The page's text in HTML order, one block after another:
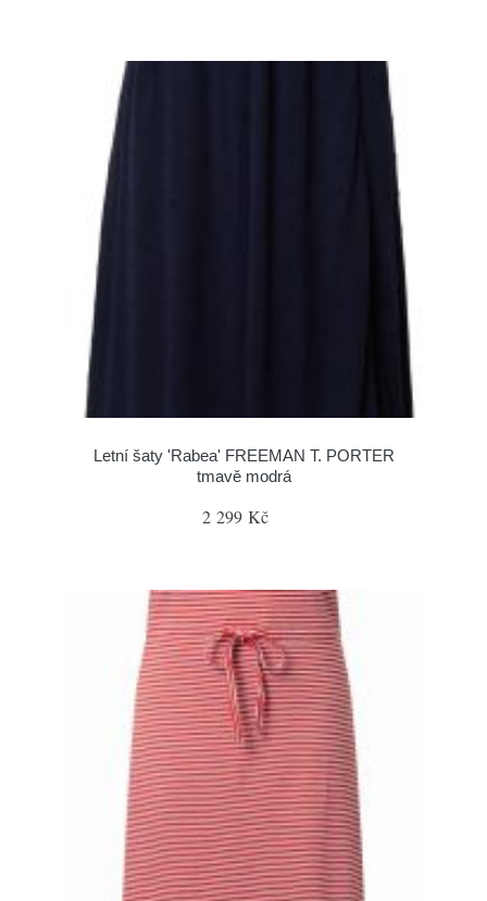
Letní šaty 'Rabea' FREEMAN T. PORTER
tmavě modrá
2 299 Kč